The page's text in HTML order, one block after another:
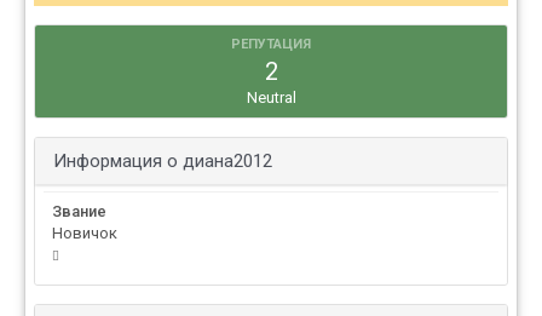
РЕПУТАЦИЯ
2
Neutral
Информация о диана2012
Звание
Новичок